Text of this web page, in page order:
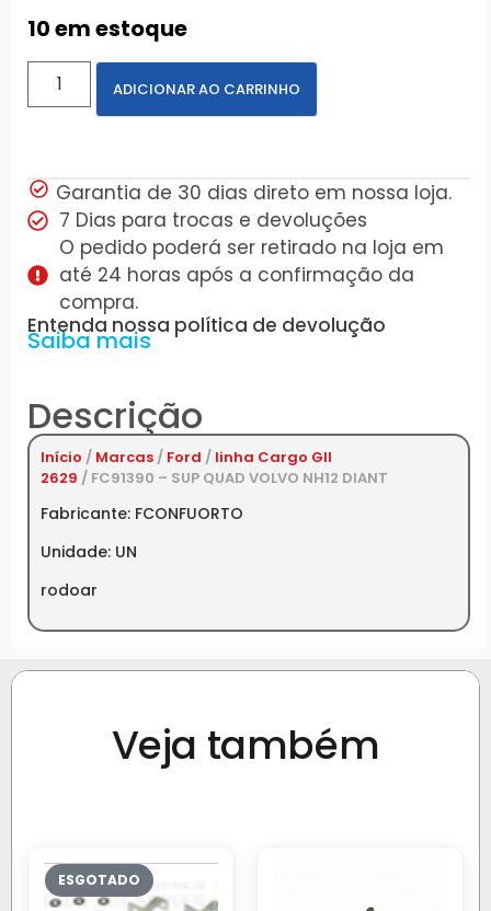
10 em estoque
ADICIONAR AO CARRINHO
Garantia de 30 dias direto em nossa loja.
7 Dias para trocas e devoluções
O pedido poderá ser retirado na loja em
até 24 horas após a confirmação da
compra.
Entenda nossa política de devolução
Saiba mais
Descrição
Início / Marcas / Ford / linha Cargo GII
2629 / FC91390 – SUP QUAD VOLVO NH12 DIANT
Fabricante: FCONFUORTO
Unidade: UN
rodoar
Veja também